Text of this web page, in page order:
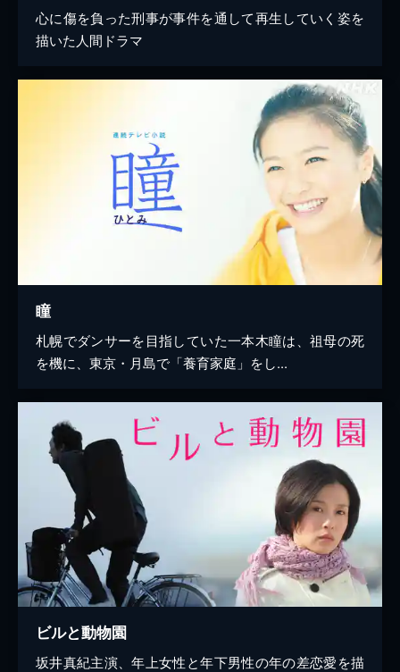
心に傷を負った刑事が事件を通して再生していく姿を
描いた人間ドラマ
瞳
札幌でダンサーを目指していた一本木瞳は、祖母の死
を機に、東京・月島で「養育家庭」をし...
ビルと動物園
坂井真紀主演、年上女性と年下男性の年の差恋愛を描